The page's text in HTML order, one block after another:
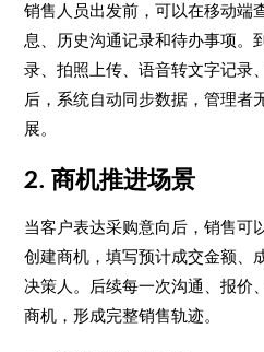
销售人员出发前，可以在移动端
息、历史沟通记录和待办事项。
录、拍照上传、语音转文字记录
后，系统自动同步数据，管理者
展。
2. 商机推进场景
当客户表达采购意向后，销售可
创建商机，填写预计成交金额、
决策人。后续每一次沟通、报价
商机，形成完整销售轨迹。